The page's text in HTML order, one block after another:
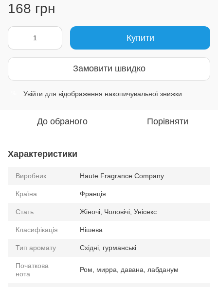
168 грн
Купити
Замовити швидко
Увійти для відображення накопичувальної знижки
До обраного Порівняти
Характеристики
Виробник Haute Fragrance Company
Країна Франція
Стать Жіночі, Чоловічі, Унісекс
Класифікація Нішева
Тип аромату Східні, гурманські
Початкова
нота
Ром, мирра, давана, лабданум